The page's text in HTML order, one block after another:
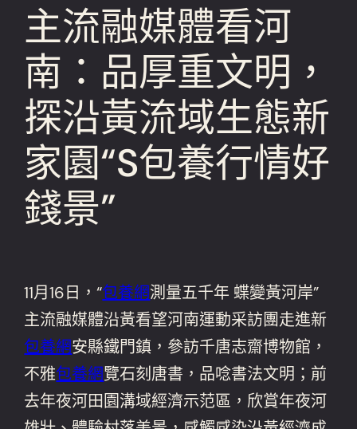
主流融媒體看河
南：品厚重文明，
探沿黃流域生態新
家園“S包養行情好
錢景”
11月16日，“包養網測量五千年 蝶變黃河岸”
主流融媒體沿黃看望河南運動采訪團走進新
包養網安縣鐵門鎮，參訪千唐志齋博物館，
不雅包養網覽石刻唐書，品唸書法文明；前
去年夜河田園溝域經濟示范區，欣賞年夜河